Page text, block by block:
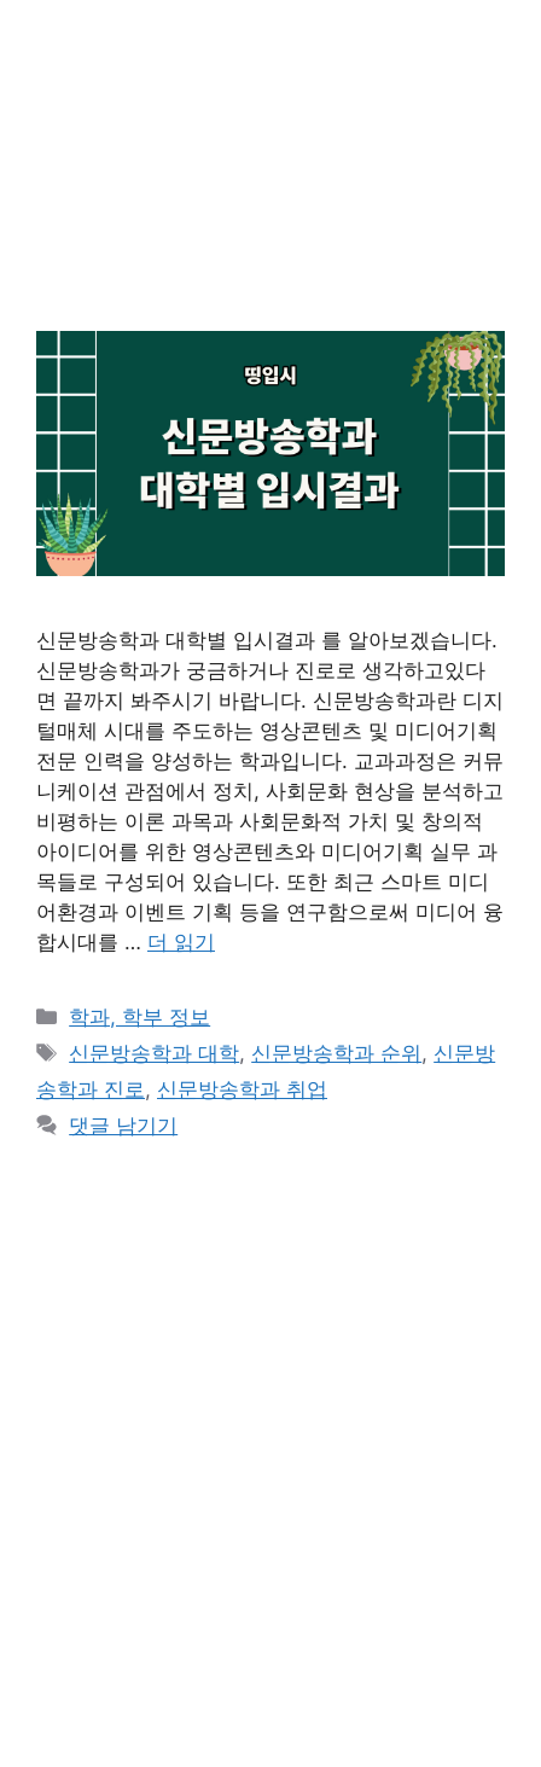
신문방송학과 대학별 입시결과 를 알아보겠습니다.
신문방송학과가 궁금하거나 진로로 생각하고있다
면 끝까지 봐주시기 바랍니다. 신문방송학과란 디지
털매체 시대를 주도하는 영상콘텐츠 및 미디어기획
전문 인력을 양성하는 학과입니다. 교과과정은 커뮤
니케이션 관점에서 정치, 사회문화 현상을 분석하고
비평하는 이론 과목과 사회문화적 가치 및 창의적
아이디어를 위한 영상콘텐츠와 미디어기획 실무 과
목들로 구성되어 있습니다. 또한 최근 스마트 미디
어환경과 이벤트 기획 등을 연구함으로써 미디어 융
합시대를 … 더 읽기
카
테
리
학과, 학부 정보
태
그
신문방송학과 대학, 신문방송학과 순위 , 신문방
송학과 진로, 신문방송학과 취업
댓글 남기기